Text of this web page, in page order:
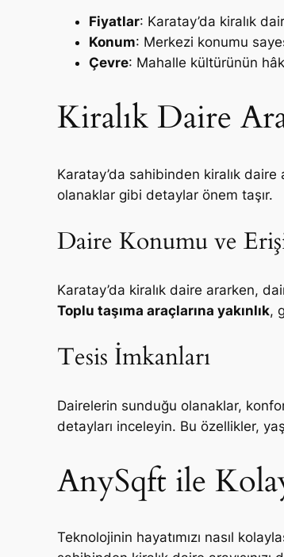
Fiyatlar: Karatay’da kiralık
Konum: Merkezi konumu
Çevre: Mahalle kültürünün
Kiralık Daire
Karatay’da sahibinden kiralık
olanaklar gibi detaylar önem taşır.
Daire Konumu ve
Karatay’da kiralık daire ararken,
Toplu taşıma araçlarına yakınlık,
Tesis İmkanları
Dairelerin sunduğu olanaklar,
detayları inceleyin. Bu özellikler,
AnySqft ile
Teknolojinin hayatımızı nasıl